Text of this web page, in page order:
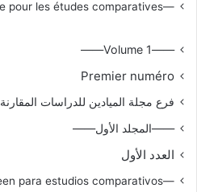
—Branche de la revue Al-Mayadine pour les études comparatives
——Volume 1——
Premier numéro
فرع مجلة الميادين للدراسات المقارنة
——المجلد الأول——
العدد الأول
—Rama de la Revista Al-Mayadeen para estudios comparativos